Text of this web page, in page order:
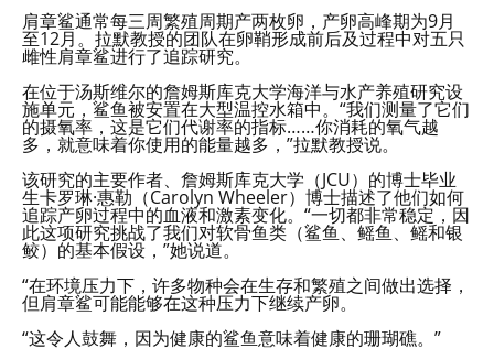
肩章鲨通常每三周繁殖周期产两枚卵，产卵高峰期为9月
至12月。拉默教授的团队在卵鞘形成前后及过程中对五只
雌性肩章鲨进行了追踪研究。
在位于汤斯维尔的詹姆斯库克大学海洋与水产养殖研究设
施单元，鲨鱼被安置在大型温控水箱中。“我们测量了它们
的摄氧率，这是它们代谢率的指标……你消耗的氧气越
多，就意味着你使用的能量越多，”拉默教授说。
该研究的主要作者、詹姆斯库克大学（JCU）的博士毕业
生卡罗琳·惠勒（Carolyn Wheeler）博士描述了他们如何
追踪产卵过程中的血液和激素变化。“一切都非常稳定，因
此这项研究挑战了我们对软骨鱼类（鲨鱼、鳐鱼、鳐和银
鲛）的基本假设，”她说道。
“在环境压力下，许多物种会在生存和繁殖之间做出选择，
但肩章鲨可能能够在这种压力下继续产卵。
“这令人鼓舞，因为健康的鲨鱼意味着健康的珊瑚礁。”